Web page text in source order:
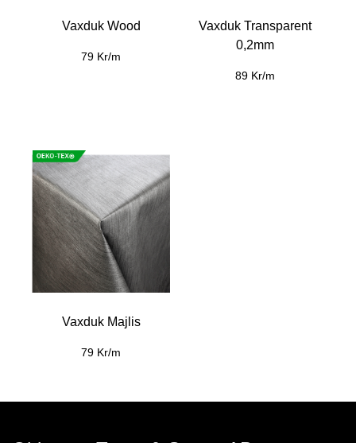
Vaxduk Wood
79 Kr/m
Vaxduk Transparent
0,2mm
89 Kr/m
Vaxduk Majlis
79 Kr/m